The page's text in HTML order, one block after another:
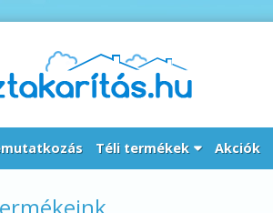
Téli termékek Akciók